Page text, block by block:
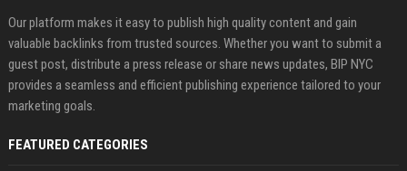
Our platform makes it easy to publish high quality content and gain
valuable backlinks from trusted sources. Whether you want to submit a
guest post, distribute a press release or share news updates, BIP NYC
provides a seamless and efficient publishing experience tailored to your
marketing goals.
FEATURED CATEGORIES